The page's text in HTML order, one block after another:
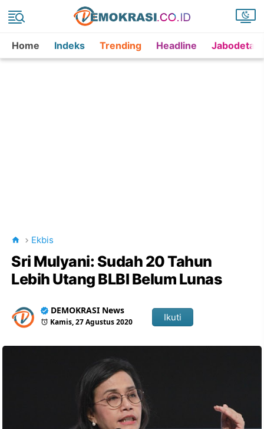
Home Indeks Trending Headline
Ekbis
Sri Mulyani: Sudah 20 Tahun
Lebih Utang BLBI Belum Lunas
DEMOKRASI News
Kamis, 27 Agustus 2020 Ikuti